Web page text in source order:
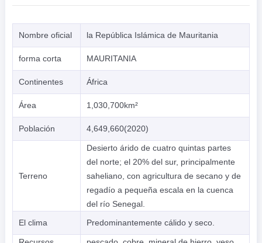
Nombre oficial la República Islámica de Mauritania
forma corta MAURITANIA
Continentes África
Área 1,030,700km²
Población 4,649,660(2020)
Terreno
Desierto árido de cuatro quintas partes
del norte; el 20% del sur, principalmente
saheliano, con agricultura de secano y de
regadío a pequeña escala en la cuenca
del río Senegal.
El clima
Predominantemente cálido y seco.